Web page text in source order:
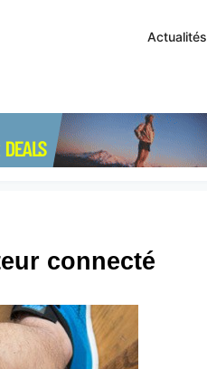
Actualités
connecté